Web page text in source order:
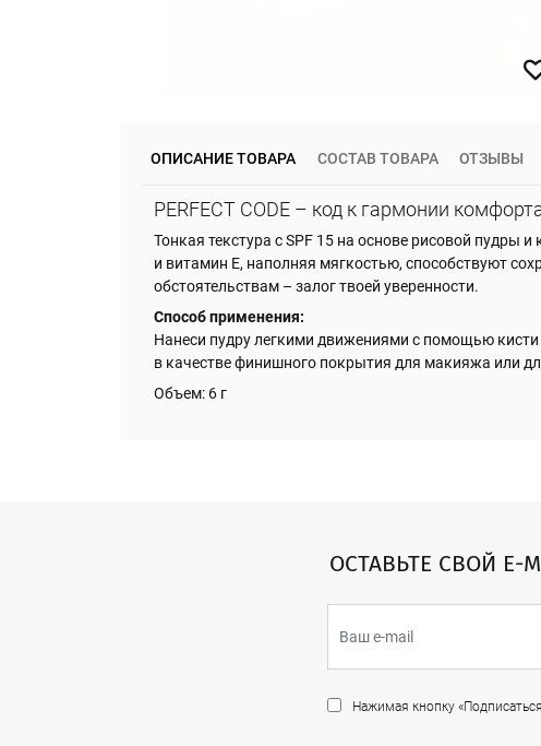
ОПИСАНИЕ ТОВАРА
PERFECT CODE – код к гармонии
Тонкая текстура с SPF 15 на основе рисовой пудры
и витамин Е, наполняя мягкостью, способствуют
обстоятельствам – залог твоей уверенности.
Способ применения:
Нанеси пудру легкими движениями с помощью кисти
в качестве финишного покрытия для макияжа или
Объем: 6 г
СОСТАВ ТОВАРА ОТЗЫВЫ
ОСТАВЬТЕ СВОЙ E-
Нажимая кнопку